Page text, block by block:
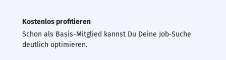
Kostenlos profitieren
Schon als Basis-Mitglied kannst Du Deine Job-Suche
deutlich optimieren.